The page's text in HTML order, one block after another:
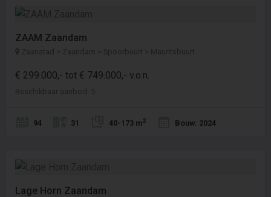
ZAAM Zaandam
Zaanstad > Zaandam > Spoorbuurt > Mauritsbuurt
€ 299.000,- tot € 749.000,- v.o.n.
Beschikbaar aanbod: 5
94 31 40-173 m2 Bouw: 2024
Lage Horn Zaandam